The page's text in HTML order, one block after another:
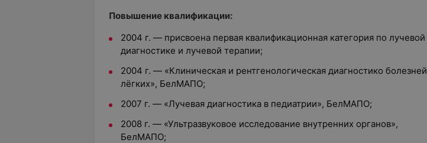
Повышение квалификации:
2004 г. — присвоена первая квалификационная категория по лучевой
диагностике и лучевой терапии;
2004 г. — «Клиническая и рентгенологическая диагностико болезней
лёгких», БелМАПО;
2007 г. — «Лучевая диагностика в педиатрии», БелМАПО;
2008 г. — «Ультразвуковое исследование внутренних органов»,
БелМАПО;